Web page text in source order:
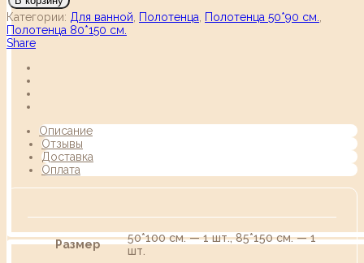
Категории: Для ванной Полотенца Полотенца 50*90 см.
Полотенца 80*150 см.
Share
Описание
Отзывы
Доставка
Оплата
Размер
50*100 см. — 1 шт., 85*150 см. — 1
шт.